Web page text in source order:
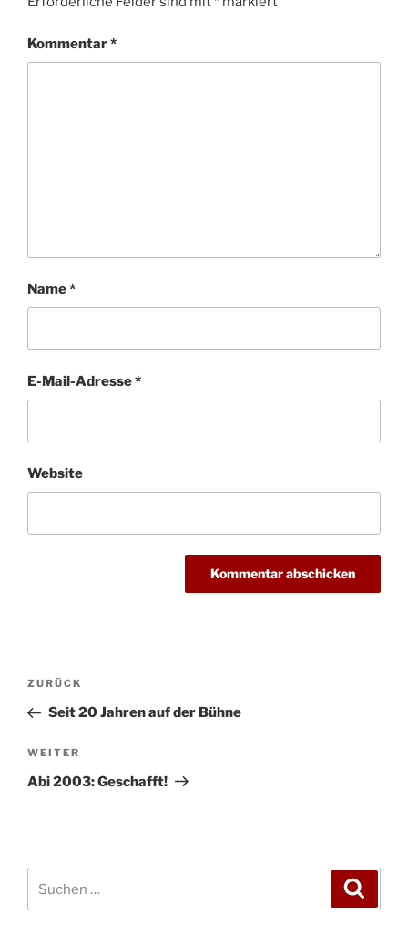
Kommentar*
Name*
E-Mail-Adresse*
Website
Beitragsnavigation
Vorheriger
Beitrag
ZURÜCK
Seit 20 Jahren auf der Bühne
Nächster
Beitrag
WEITER
Abi 2003: Geschafft!